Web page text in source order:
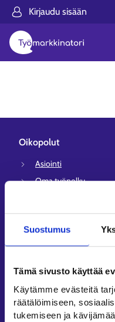
Suostumus
Tämä sivusto käyttää
Käytämme evästeitä
räätälöimiseen,
tukemiseen ja
Kirjaudu sisään
Oikopolut
Asiointi
Oma työpolku
Avoimet työpaikat
Tietoa muilla kielillä
Työllisyysalueiden
Sähköisen asioinnin tuki